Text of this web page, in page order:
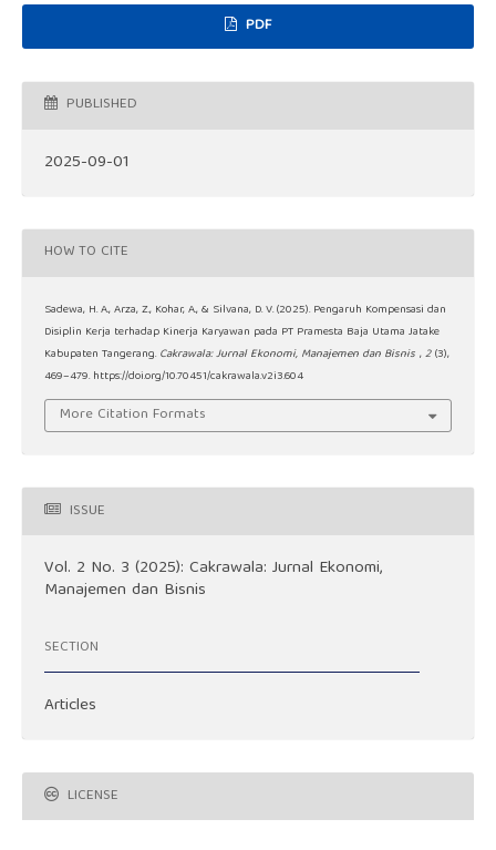
PDF
PUBLISHED
2025-09-01
HOW TO CITE
Sadewa, H. A., Arza, Z., Kohar, A., & Silvana, D. V. (2025). Pengaruh Kompensasi dan
Disiplin Kerja terhadap Kinerja Karyawan pada PT Pramesta Baja Utama Jatake
Kabupaten Tangerang. Cakrawala: Jurnal Ekonomi, Manajemen dan Bisnis ,2 (3),
469–479. https://doi.org/10.70451/cakrawala.v2i3.604
More Citation Formats
ISSUE
Vol. 2 No. 3 (2025): Cakrawala: Jurnal Ekonomi,
Manajemen dan Bisnis
SECTION
Articles
LICENSE